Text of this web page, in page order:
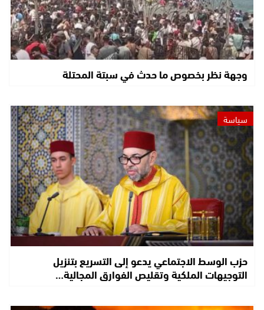
وجهة نظر بخصوص ما حدث في سبتة المحتلة
سياسة
حزب الوسط الاجتماعي يدعو إلى التسريع بتنزيل
التوجيهات الملكية وتقليص الفوارق المجالية…